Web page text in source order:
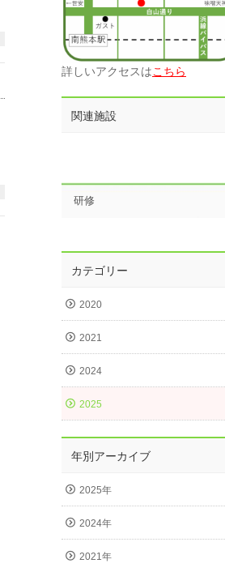
詳しいアクセスはこちら
関連施設
研修
カテゴリー
2020
2021
2024
2025
年別アーカイブ
2025年
2024年
2021年